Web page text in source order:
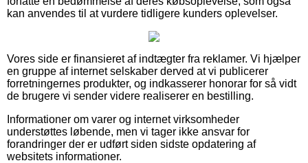
kan anvendes til at vurdere tidligere kunders oplevelser.
Vores side er finansieret af indtægter fra reklamer. Vi hjælper
en gruppe af internet selskaber derved at vi publicerer
forretningernes produkter, og indkasserer honorar for så vidt
de brugere vi sender videre realiserer en bestilling.
Informationer om varer og internet virksomheder
understøttes løbende, men vi tager ikke ansvar for
forandringer der er udført siden sidste opdatering af
websitets informationer.